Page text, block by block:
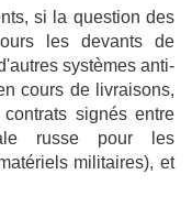
si la question des
les devants de
systèmes anti-
cours de livraisons,
signés entre
russe pour les
militaires), et